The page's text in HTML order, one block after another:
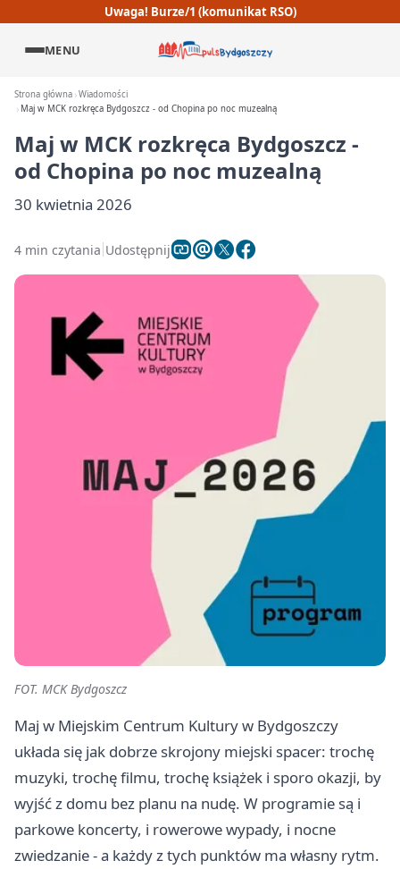
Uwaga! Burze/1 (komunikat RSO)
MENU
Strona główna Wiadomości
Maj w MCK rozkręca Bydgoszcz - od Chopina po noc muzealną
Maj w MCK rozkręca Bydgoszcz -
od Chopina po noc muzealną
30 kwietnia 2026
4 min czytania Udostępnij
FOT. MCK Bydgoszcz
Maj w Miejskim Centrum Kultury w Bydgoszczy
układa się jak dobrze skrojony miejski spacer: trochę
muzyki, trochę filmu, trochę książek i sporo okazji, by
wyjść z domu bez planu na nudę. W programie są i
parkowe koncerty, i rowerowe wypady, i nocne
zwiedzanie - a każdy z tych punktów ma własny rytm.